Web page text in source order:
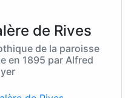
de Rives
de la paroisse
en 1895 par Alfred